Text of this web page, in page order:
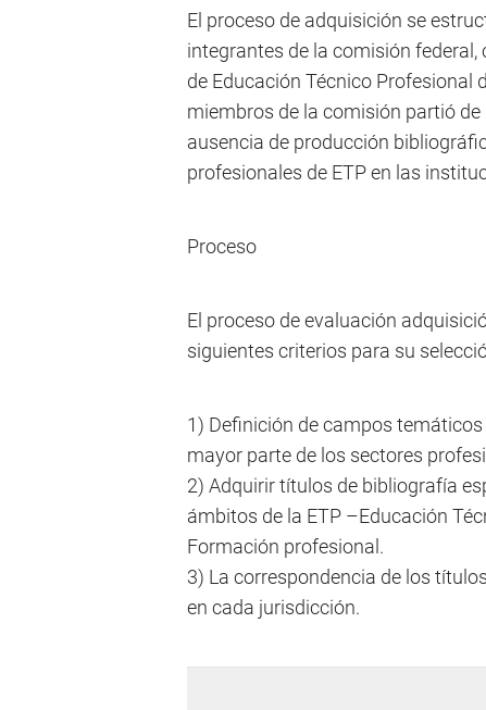
El proceso de adquisición se
integrantes de la comisión
de Educación Técnico Profesional
miembros de la comisión partió
ausencia de producción
profesionales de ETP en las
Proceso
El proceso de evaluación
siguientes criterios para su
1) Definición de campos
mayor parte de los sectores
2) Adquirir títulos de bibliografía
ámbitos de la ETP –Educación
Formación profesional.
3) La correspondencia de los
en cada jurisdicción.